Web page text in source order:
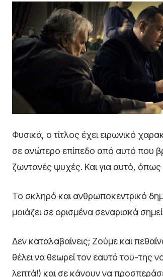
Φυσικά, ο τίτλος έχει ειρωνικό
σε ανώτερο επίπεδο από αυτό που
ζωντανές ψυχές. Και για αυτό, όπως
Το σκληρό και ανθρωποκεντρικό
μοιάζει σε ορισμένα σεναριακά
Δεν καταλαβαίνεις; Ζούμε και
θέλει να θεωρεί τον εαυτό του-της
λεπτά!) και σε κάνουν να